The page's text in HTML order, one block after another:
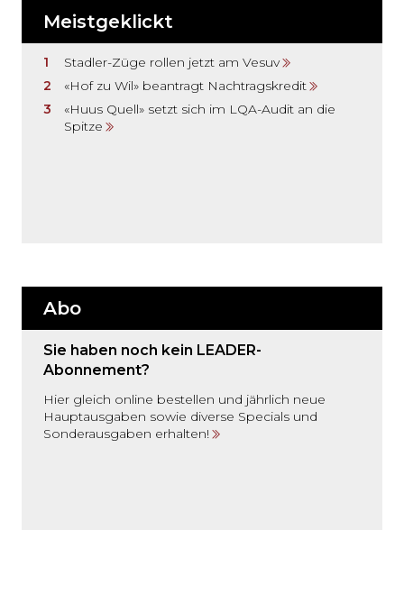
Meistgeklickt
Stadler-Züge rollen jetzt am Vesuv
«Hof zu Wil» beantragt Nachtragskredit
«Huus Quell» setzt sich im LQA-Audit an die
Spitze
Abo
Sie haben noch kein LEADER-
Abonnement?
Hier gleich online bestellen und jährlich neue
Hauptausgaben sowie diverse Specials und
Sonderausgaben erhalten!